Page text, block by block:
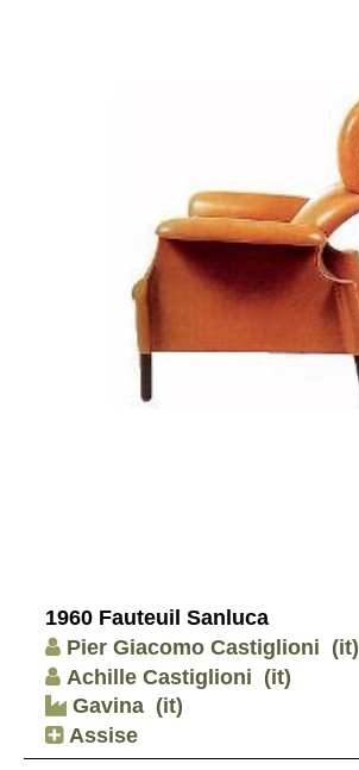
1960 Fauteuil Sanluca
Pier Giacomo Castiglioni (it)
Achille Castiglioni (it)
Gavina (it)
Assise